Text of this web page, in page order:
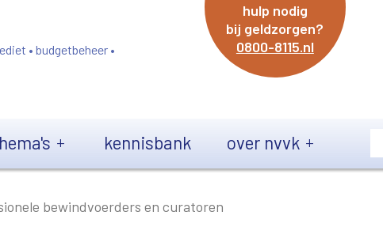
• budgetbeheer •
hulp nodig
bij geldzorgen?
0800-8115.nl
kennisbank over nvvk
bewindvoerders en curatoren